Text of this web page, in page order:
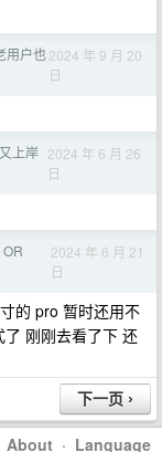
用户也2024 年 9 月 20
日
上岸 2024 年 6 月 26
日
2024 年 6 月 21
日
的 pro 暂时还用不
刚刚去看了下 还
About · Language